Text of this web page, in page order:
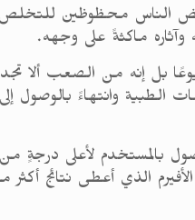
بعض الناس محظوظين
ماكثةً على وجهه.
بل إنه من الصعب ألا
الطبية وانتهاءً بالوصول
بالمستخدم لأعلى درجةٍ
الذي أعطى نتائج